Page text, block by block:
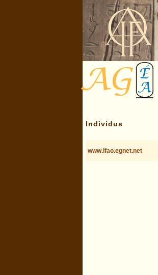
Individus
www.ifao.egnet.net